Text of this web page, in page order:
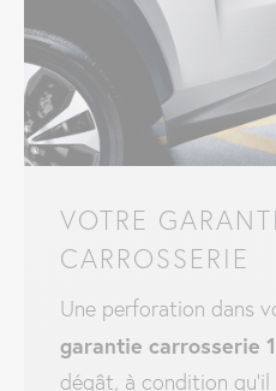
VOTRE
CARROSSERIE
Une perforation dans
garantie carrosserie
dégât, à condition